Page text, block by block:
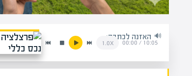
האזנה לכתבה:
10:05
/
00:00
1.0x